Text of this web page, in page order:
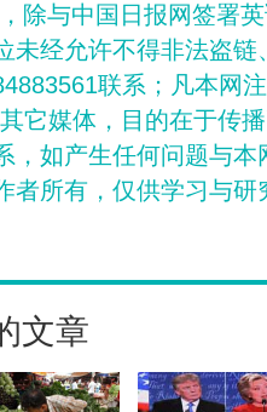
除与中国日报网签署
未经允许不得非法盗
联系；凡本网
它媒体，目的在于传
，如产生任何问题与
者所有，仅供学习与
文章